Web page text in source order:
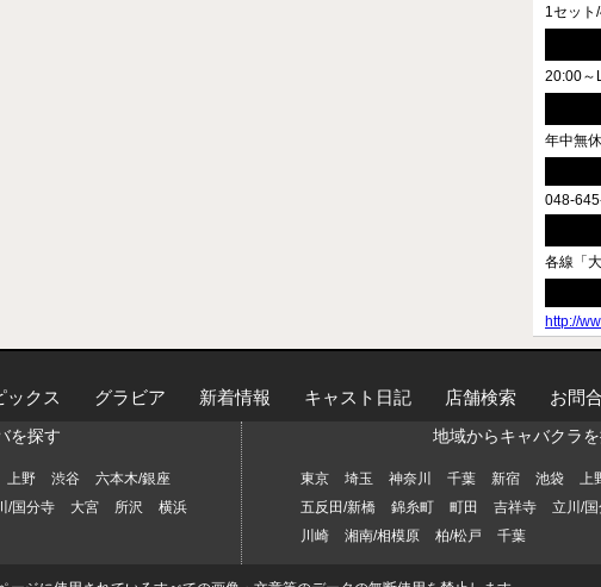
1セット
20:00～
年中無休
048-
各線「
http://
ックス グラビア 新着情報 キャスト日記 店舗検索 お問
を探す
上野 渋谷
六本木/銀座
/国分寺 大宮 所沢
横浜
地域からキャバクラ
東京 埼玉 神奈川 千葉 新宿 池袋 上
五反田/新橋
錦糸町 町田 吉祥寺 立川/
川崎
湘南/相模原 柏/松戸 千葉